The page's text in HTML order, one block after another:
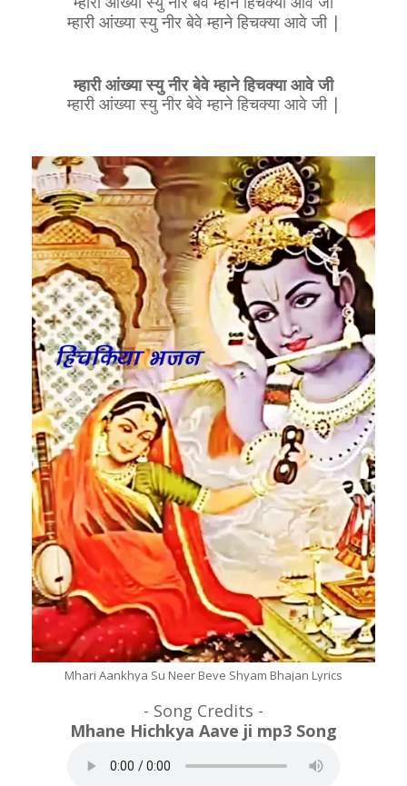
म्हारी आंख्या स्यु नीर बेवे म्हाने हिचक्या आवे जी |
म्हारी आंख्या स्यु नीर बेवे म्हाने हिचक्या आवे जी
म्हारी आंख्या स्यु नीर बेवे म्हाने हिचक्या आवे जी |
Mhari Aankhya Su Neer Beve Shyam Bhajan Lyrics
- Song Credits -
Mhane Hichkya Aave ji mp3 Song